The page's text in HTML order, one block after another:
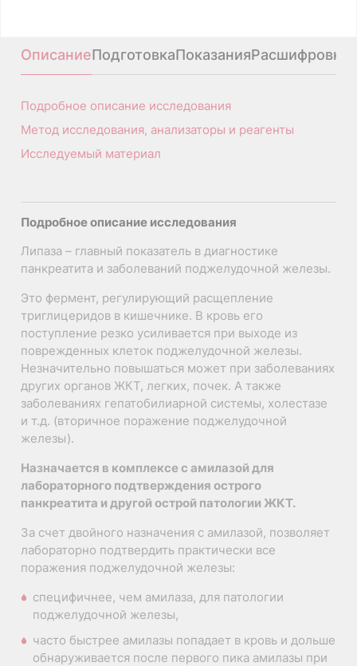
ОписаниеПодготовкаПоказанияРасшифровка
Подробное описание исследования
Метод исследования, анализаторы и реагенты
Исследуемый материал
Подробное описание исследования
Липаза – главный показатель в диагностике
панкреатита и заболеваний поджелудочной железы.
Это фермент, регулирующий расщепление
триглицеридов в кишечнике. В кровь его
поступление резко усиливается при выходе из
поврежденных клеток поджелудочной железы.
Незначительно повышаться может при заболеваниях
других органов ЖКТ, легких, почек. А также
заболеваниях гепатобилиарной системы, холестазе
и т.д. (вторичное поражение поджелудочной
железы).
Назначается в комплексе с амилазой для
лабораторного подтверждения острого
панкреатита и другой острой патологии ЖКТ.
За счет двойного назначения с амилазой, позволяет
лабораторно подтвердить практически все
поражения поджелудочной железы:
специфичнее, чем амилаза, для патологии
поджелудочной железы,
часто быстрее амилазы попадает в кровь и дольше
обнаруживается после первого пика амилазы при